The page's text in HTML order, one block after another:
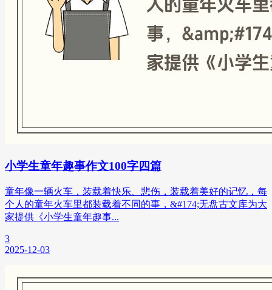
小学生童年趣事作文100字四篇
童年像一辆火车，装载着快乐、悲伤，装载着美好的记忆，每
个人的童年火车里都装载着不同的事，&#174;无盘古文库为大
家提供《小学生童年趣事...
3
2025-12-03